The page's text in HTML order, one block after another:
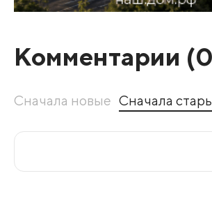
Комментарии (0
Сначала новые Сначала